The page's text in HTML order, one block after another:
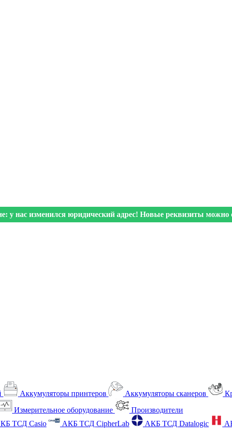
у нас изменился юридический адрес! Новые реквизиты можно
Аккумуляторы принтеров Аккумуляторы сканеров
Измерительное оборудование
Производители
ТСД Casio АКБ ТСД CipherLab АКБ ТСД Datalogic